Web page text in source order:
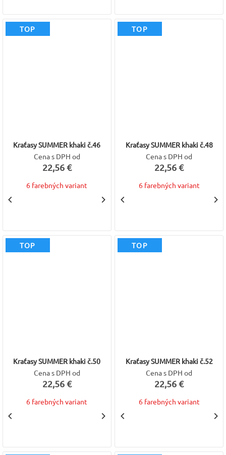
TOP
Kraťasy SUMMER khaki č.46
Cena s DPH od
22,56 €
6 farebných variant
TOP
Kraťasy SUMMER khaki č.48
Cena s DPH od
22,56 €
6 farebných variant
TOP
Kraťasy SUMMER khaki č.50
Cena s DPH od
22,56 €
6 farebných variant
TOP
Kraťasy SUMMER khaki č.52
Cena s DPH od
22,56 €
6 farebných variant